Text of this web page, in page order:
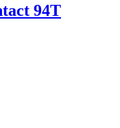
94T